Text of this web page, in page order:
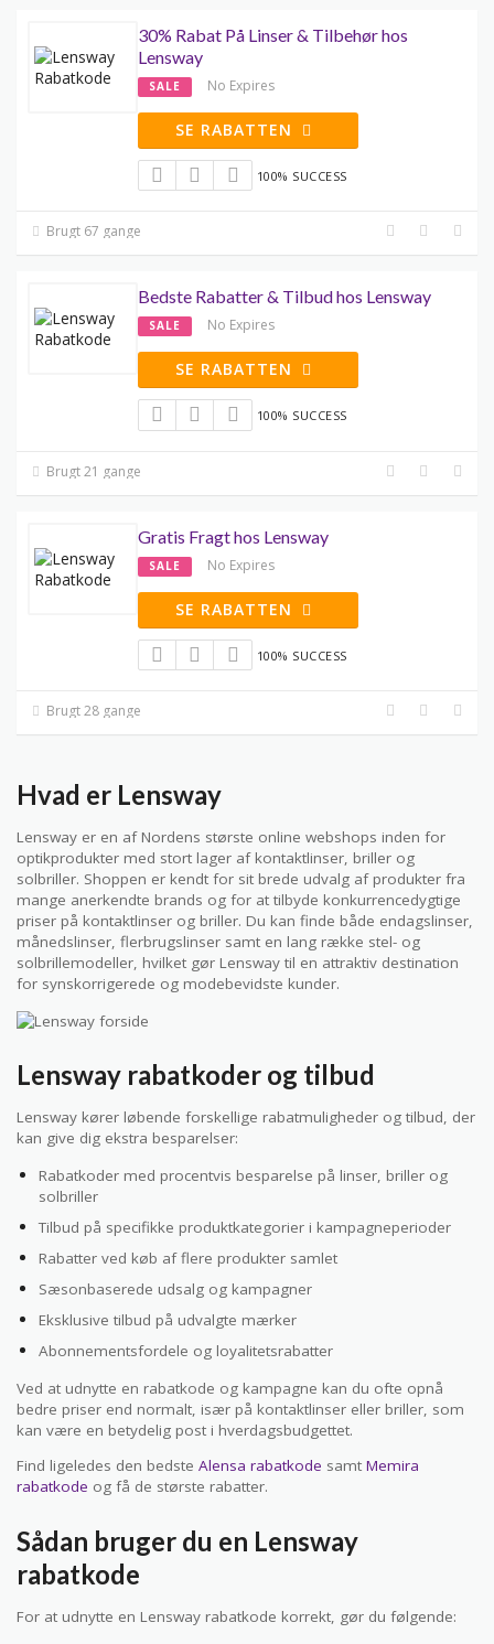
30% Rabat På Linser & Tilbehør hos
Lensway
SALE No Expires
SE RABATTEN
100% SUCCESS
Brugt 67 gange
Bedste Rabatter & Tilbud hos Lensway
SALE No Expires
SE RABATTEN
100% SUCCESS
Brugt 21 gange
Gratis Fragt hos Lensway
SALE No Expires
SE RABATTEN
100% SUCCESS
Brugt 28 gange
Hvad er Lensway
Lensway er en af Nordens største online webshops inden for
optikprodukter med stort lager af kontaktlinser, briller og
solbriller. Shoppen er kendt for sit brede udvalg af produkter fra
mange anerkendte brands og for at tilbyde konkurrencedygtige
priser på kontaktlinser og briller. Du kan finde både endagslinser,
månedslinser, flerbrugslinser samt en lang række stel- og
solbrillemodeller, hvilket gør Lensway til en attraktiv destination
for synskorrigerede og modebevidste kunder.
Lensway rabatkoder og tilbud
Lensway kører løbende forskellige rabatmuligheder og tilbud, der
kan give dig ekstra besparelser:
Rabatkoder med procentvis besparelse på linser, briller og
solbriller
Tilbud på specifikke produktkategorier i kampagneperioder
Rabatter ved køb af flere produkter samlet
Sæsonbaserede udsalg og kampagner
Eksklusive tilbud på udvalgte mærker
Abonnementsfordele og loyalitetsrabatter
Ved at udnytte en rabatkode og kampagne kan du ofte opnå
bedre priser end normalt, især på kontaktlinser eller briller, som
kan være en betydelig post i hverdagsbudgettet.
Find ligeledes den bedste Alensa rabatkode samt Memira
rabatkode og få de største rabatter.
Sådan bruger du en Lensway
rabatkode
For at udnytte en Lensway rabatkode korrekt, gør du følgende: